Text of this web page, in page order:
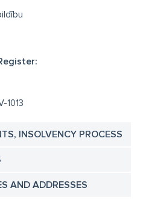
1013
INSOLVENCY PROCESS
AND ADDRESSES